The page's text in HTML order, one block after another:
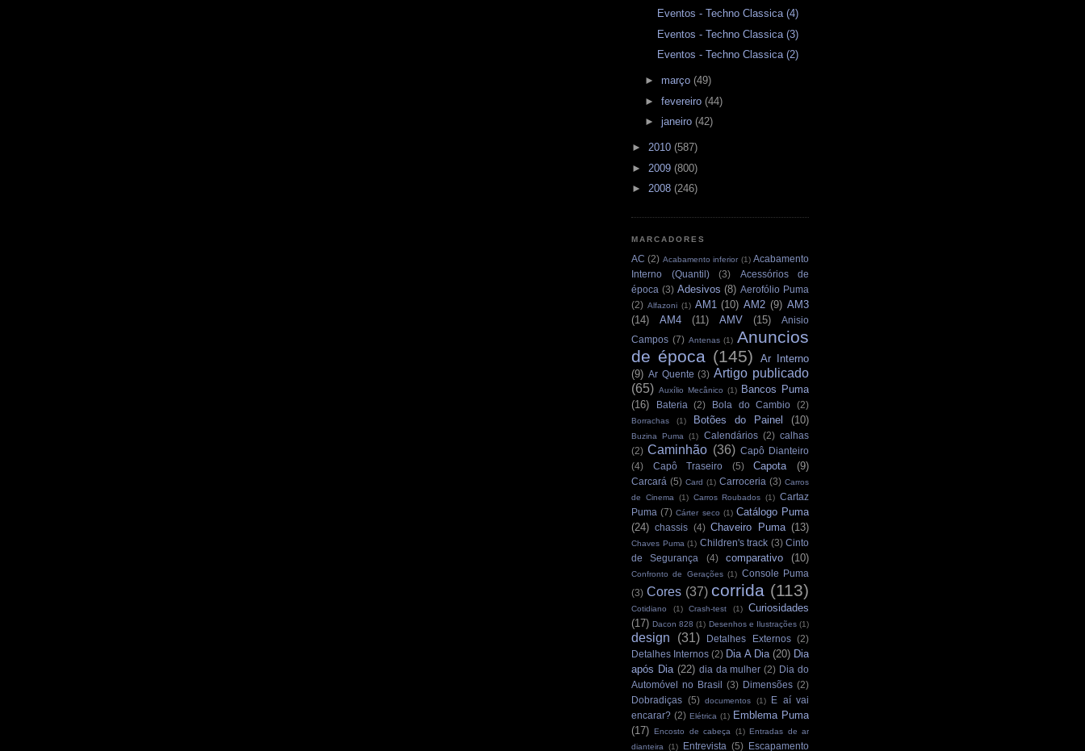
Eventos - Techno Classica (4)
Eventos - Techno Classica (3)
Eventos - Techno Classica (2)
► março (49)
► fevereiro (44)
► janeiro (42)
► 2010 (587)
► 2009 (800)
► 2008 (246)
MARCADORES
AC (2) Acabamento inferior (1) Acabamento
Interno (Quantil)
(3)
Acessórios de
época (3) Adesivos (8) Aerofólio Puma
(2) Alfazoni (1) AM1 (10) AM2 (9) AM3
(14)
AM4 (11) AMV (15)
Anisio
Campos (7) Antenas (1) Anuncios
de época (145)
Ar Interno
(9) Ar Quente (3) Artigo publicado
(65) Auxílio Mecânico (1)
Bancos Puma
(16)
Bateria (2) Bola do Cambio (2)
Borrachas (1) Botões do Painel (10)
Buzina Puma (1) Calendários (2) calhas
(2) Caminhão (36) Capô Dianteiro
(4)
Capô Traseiro (5) Capota (9)
Carcará (5) Card (1) Carroceria (3) Carros
de Cinema (1) Carros Roubados (1) Cartaz
Puma (7) Cárter seco (1) Catálogo Puma
(24) chassis (4) Chaveiro Puma (13)
Chaves Puma (1) Children's track (3) Cinto
de Segurança
(4) comparativo (10)
Confronto de Gerações (1) Console Puma
(3) Cores (37) corrida (113)
Cotidiano (1) Crash-test (1)
Curiosidades
(17) Dacon 828 (1) Desenhos e Ilustrações (1)
design (31) Detalhes Externos (2)
Detalhes Internos (2) Dia A Dia (20) Dia
após Dia (22) dia da mulher (2) Dia do
Automóvel no Brasil
(3) Dimensões (2)
Dobradiças (5) documentos (1)
E aí vai
encarar? (2) Elétrica (1) Emblema Puma
(17) Encosto de cabeça (1) Entradas de ar
dianteira (1) Entrevista (5) Escapamento